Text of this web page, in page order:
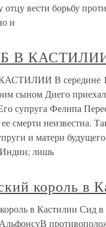
отцу вести борьбу
и
В
В середине
сыном Диего
супруга Фелипа
смерти неизвестна.
и матери будущего
лишь
король в
в Кастилии Сид в